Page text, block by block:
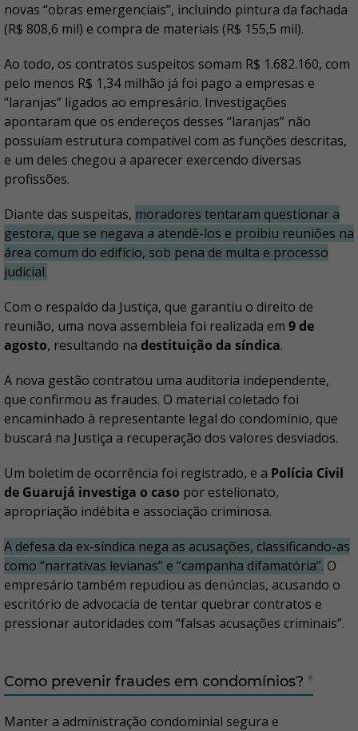
novas “obras emergenciais”, incluindo pintura da fachada
(R$ 808,6 mil) e compra de materiais (R$ 155,5 mil).
Ao todo, os contratos suspeitos somam R$ 1.682.160, com
pelo menos R$ 1,34 milhão já foi pago a empresas e
“laranjas” ligados ao empresário. Investigações
apontaram que os endereços desses “laranjas” não
possuíam estrutura compatível com as funções descritas,
e um deles chegou a aparecer exercendo diversas
profissões.
Diante das suspeitas, moradores tentaram questionar a
gestora, que se negava a atendê-los e proibiu reuniões na
área comum do edifício, sob pena de multa e processo
judicial.
Com o respaldo da Justiça, que garantiu o direito de
reunião, uma nova assembleia foi realizada em 9 de
agosto, resultando na destituição da síndica.
A nova gestão contratou uma auditoria independente,
que confirmou as fraudes. O material coletado foi
encaminhado à representante legal do condomínio, que
buscará na Justiça a recuperação dos valores desviados.
Um boletim de ocorrência foi registrado, e a Polícia Civil
de Guarujá investiga o caso por estelionato,
apropriação indébita e associação criminosa.
A defesa da ex-síndica nega as acusações, classificando-as
como “narrativas levianas” e “campanha difamatória”. O
empresário também repudiou as denúncias, acusando o
escritório de advocacia de tentar quebrar contratos e
pressionar autoridades com “falsas acusações criminais”.
Como prevenir fraudes em condomínios? *
Manter a administração condominial segura e